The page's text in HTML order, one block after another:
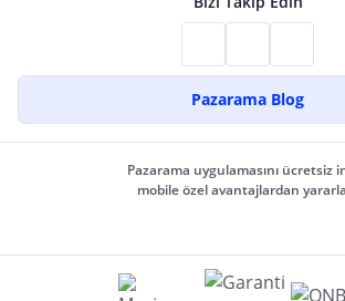
Pazarama Blog
Pazarama uygulamasını ücretsiz
mobile özel avantajlardan